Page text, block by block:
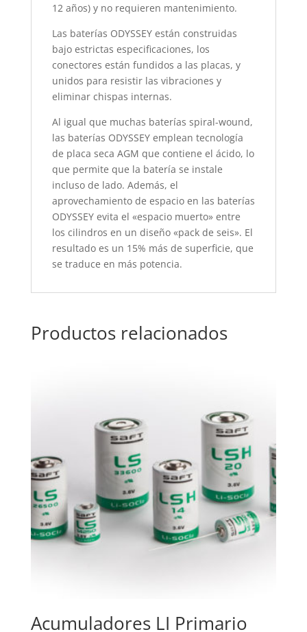
12 años) y no requieren mantenimiento.
Las baterías ODYSSEY están construidas
bajo estrictas especificaciones, los
conectores están fundidos a las placas, y
unidos para resistir las vibraciones y
eliminar chispas internas.
Al igual que muchas baterías spiral-wound,
las baterías ODYSSEY emplean tecnología
de placa seca AGM que contiene el ácido, lo
que permite que la batería se instale
incluso de lado. Además, el
aprovechamiento de espacio en las baterías
ODYSSEY evita el «espacio muerto» entre
los cilindros en un diseño «pack de seis». El
resultado es un 15% más de superficie, que
se traduce en más potencia.
Productos relacionados
Acumuladores LI Primario